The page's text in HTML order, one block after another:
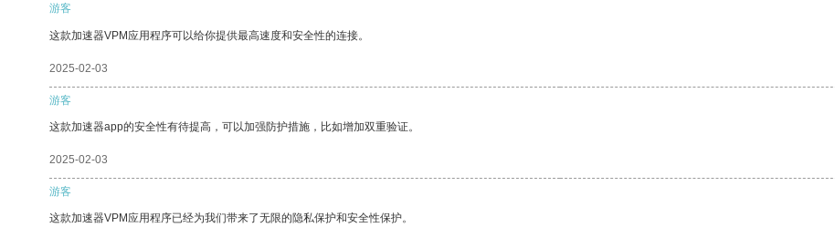
游客
这款加速器VPM应用程序可以给你提供最高速度和安全性的连接。
2025-02-03
游客
这款加速器app的安全性有待提高，可以加强防护措施，比如增加双重验证。
2025-02-03
游客
这款加速器VPM应用程序已经为我们带来了无限的隐私保护和安全性保护。